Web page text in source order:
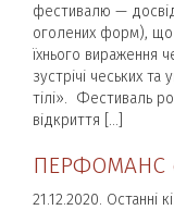
фестивалю —
оголених форм), що
їхнього вираження
зустрічі чеських
тілі». Фестиваль
відкриття […]
ПЕРФОМАНС
21.12.2020. Останні